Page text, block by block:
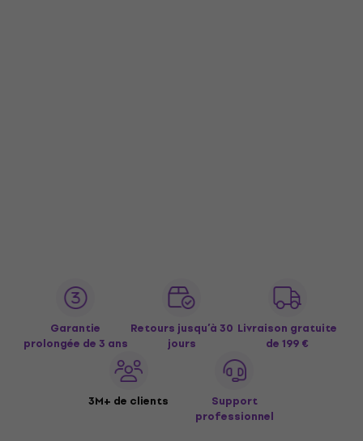
Garantie
prolongée de 3 ans
Retours jusqu’à 30
jours
Livraison gratuite
de 199 €
3M+ de clients
Support
professionnel